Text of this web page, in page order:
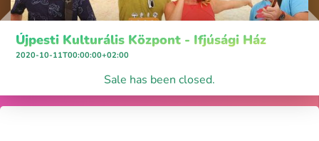
Újpesti Kulturális Központ - Ifjúsági Ház
2020-10-11T00:00:00+02:00
Sale has been closed.